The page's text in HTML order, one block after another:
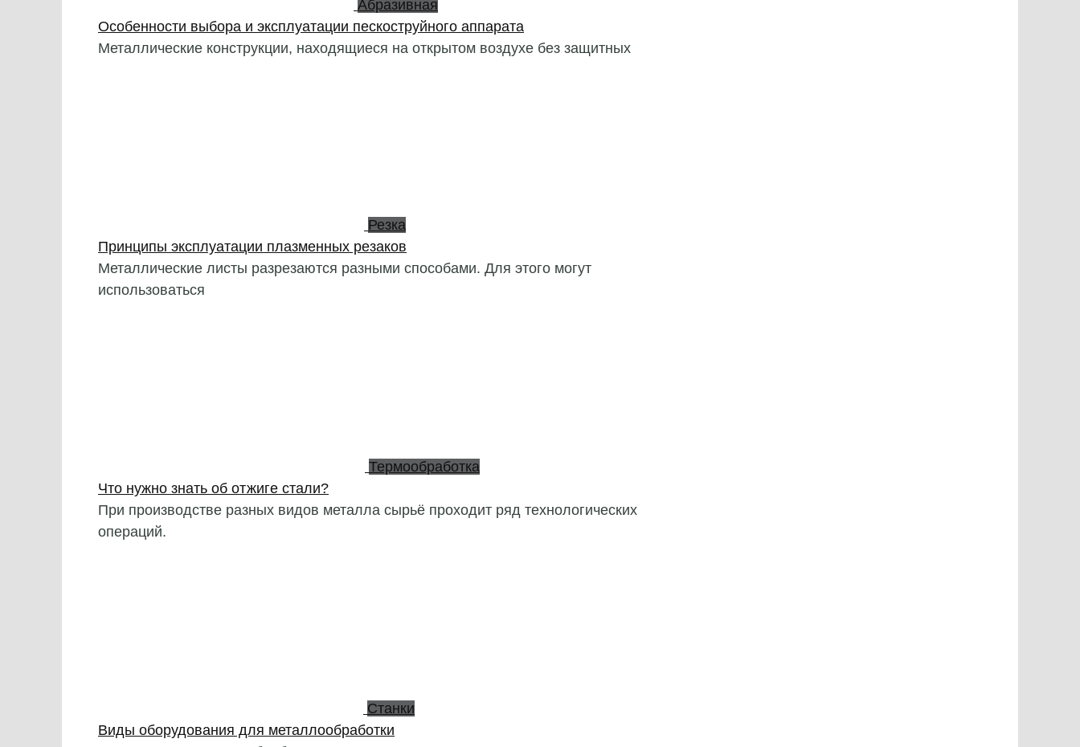
Абразивная
Особенности выбора и эксплуатации пескоструйного аппарата
Металлические конструкции, находящиеся на открытом воздухе без защитных
Резка
Принципы эксплуатации плазменных резаков
Металлические листы разрезаются разными способами. Для этого могут
использоваться
Термообработка
Что нужно знать об отжиге стали?
При производстве разных видов металла сырьё проходит ряд технологических
операций.
Станки
Виды оборудования для металлообработки